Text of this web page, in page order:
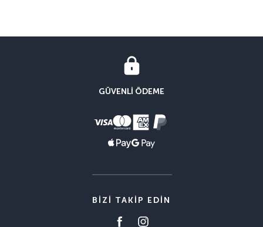
GÜVENLI ÖDEME
BIZI TAKIP EDIN